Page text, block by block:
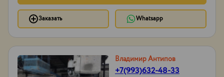
Заказать Whatsapp
Владимир Антипов
+7(993)632-48-33